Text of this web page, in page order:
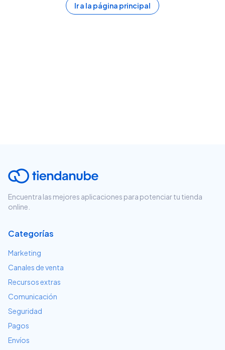
Ir a la página principal
Encuentra las mejores aplicaciones para potenciar tu tienda
online.
Categorías
Marketing
Canales de venta
Recursos extras
Comunicación
Seguridad
Pagos
Envíos